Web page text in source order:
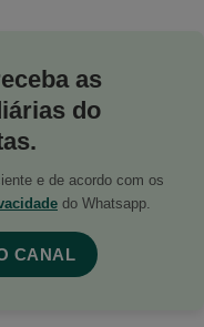
as
do
e de acordo com os
do Whatsapp.
CANAL